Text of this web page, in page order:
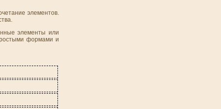
элементов.
элементы или
формами и